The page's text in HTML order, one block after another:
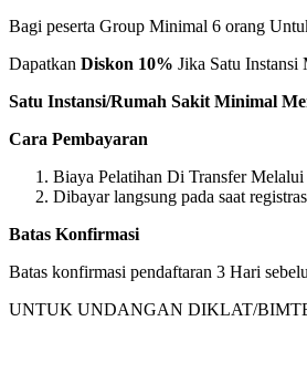
Bagi peserta Group Minimal 6 orang
Dapatkan Diskon 10% Jika Satu Instansi
Satu Instansi/Rumah Sakit Minimal
Cara Pembayaran
Biaya Pelatihan Di Transfer
Dibayar langsung pada saat
Batas Konfirmasi
Batas konfirmasi pendaftaran 3 Hari
UNTUK UNDANGAN DIKLAT/